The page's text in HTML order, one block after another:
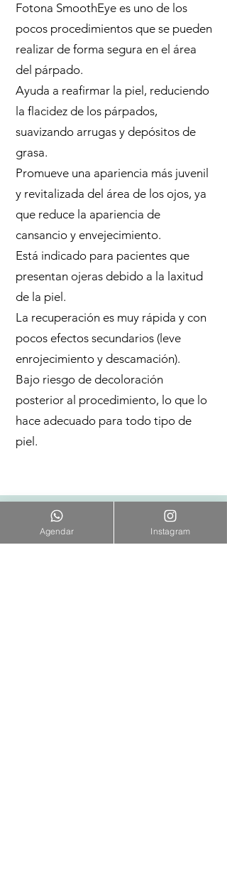
Fotona SmoothEye es uno de los
pocos procedimientos que se pueden
realizar de forma segura en el área
del párpado.
Ayuda a reafirmar la piel, reduciendo
la flacidez de los párpados,
suavizando arrugas y depósitos de
grasa.
Promueve una apariencia más juvenil
y revitalizada del área de los ojos, ya
que reduce la apariencia de
cansancio y envejecimiento.
Está indicado para pacientes que
presentan ojeras debido a la laxitud
de la piel.
La recuperación es muy rápida y con
pocos efectos secundarios (leve
enrojecimiento y descamación).
Bajo riesgo de decoloración
posterior al procedimiento, lo que lo
hace adecuado para todo tipo de
piel.
Agendar Instagram